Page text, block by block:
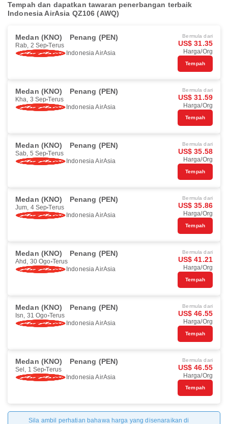
Tempah dan dapatkan tawaran penerbangan terbaik
Indonesia AirAsia QZ106 (AWQ)
Medan (KNO) Penang (PEN)
Rab, 2 Sep Terus
Indonesia AirAsia
Bermula dari
US$ 31.35
Harga/Org
Tempah
Medan (KNO) Penang (PEN)
Kha, 3 Sep Terus
Indonesia AirAsia
Bermula dari
US$ 31.59
Harga/Org
Tempah
Medan (KNO) Penang (PEN)
Sab, 5 Sep Terus
Indonesia AirAsia
Bermula dari
US$ 35.58
Harga/Org
Tempah
Medan (KNO) Penang (PEN)
Jum, 4 Sep Terus
Indonesia AirAsia
Bermula dari
US$ 35.86
Harga/Org
Tempah
Medan (KNO) Penang (PEN)
Ahd, 30 Ogo Terus
Indonesia AirAsia
Bermula dari
US$ 41.21
Harga/Org
Tempah
Medan (KNO) Penang (PEN)
Isn, 31 Ogo Terus
Indonesia AirAsia
Bermula dari
US$ 46.55
Harga/Org
Tempah
Medan (KNO) Penang (PEN)
Sel, 1 Sep Terus
Indonesia AirAsia
Bermula dari
US$ 46.55
Harga/Org
Tempah
Sila ambil perhatian bahawa harga yang disenaraikan di